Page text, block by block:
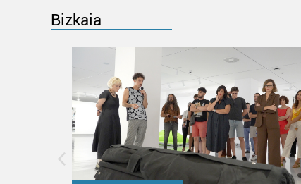
Bizkaia